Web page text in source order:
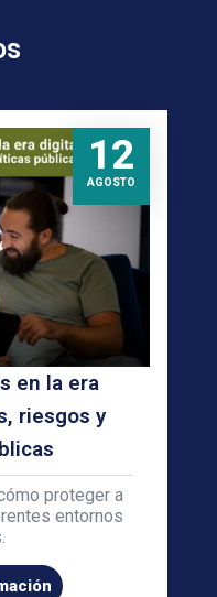
12
AGOSTO
en la era
riesgos y
proteger a
entornos